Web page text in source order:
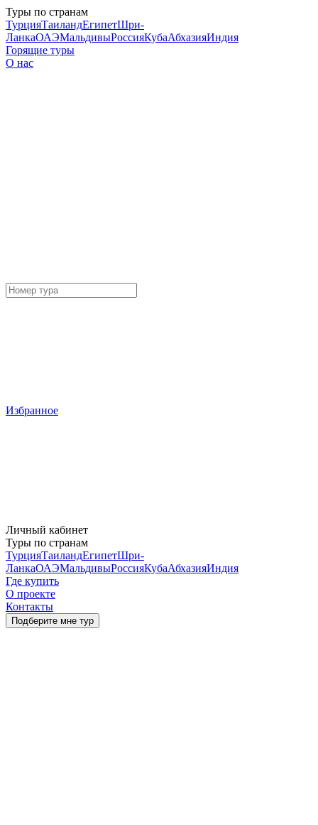
Туры по странам
ТурцияТаиландЕгипетШри-
ЛанкаОАЭМальдивыРоссияКубаАбхазияИндия
Горящие туры
О нас
Избранное
Личный кабинет
Туры по странам
ТурцияТаиландЕгипетШри-
ЛанкаОАЭМальдивыРоссияКубаАбхазияИндия
Где купить
О проекте
Контакты
Подберите мне тур